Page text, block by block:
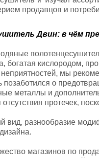
продавцов и
Двин: в чём
богатая кислородом,
неприятностей, мы
позаботился о
металлы и
отсутствия протечек,
разнообразие
магазинов по